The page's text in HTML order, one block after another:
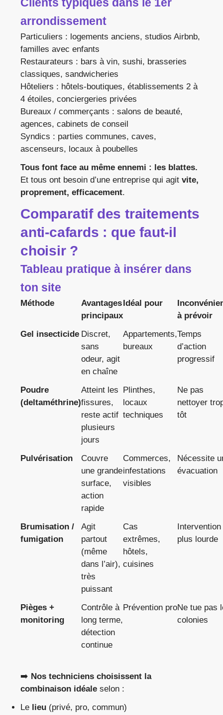
arrondissement
Particuliers : logements anciens, studios Airbnb,
familles avec enfants
Restaurateurs : bars à vin, sushi, brasseries
classiques, sandwicheries
Hôteliers : hôtels-boutiques, établissements 2 à
4 étoiles, conciergeries privées
Bureaux / commerçants : salons de beauté,
agences, cabinets de conseil
Syndics : parties communes, caves,
ascenseurs, locaux à poubelles
Tous font face au même ennemi : les blattes.
Et tous ont besoin d’une entreprise qui agit vite,
proprement, efficacement.
Comparatif des traitements
anti-cafards : que faut-il
choisir ?
Tableau pratique à insérer dans
ton site
Méthode
Avantages
principaux
Idéal pour
à prévoir
Gel insecticide Discret,
sans
odeur, agit
en chaîne
Appartements,
bureaux
Temps
d’action
progressif
Poudre
(deltaméthrine)
Atteint les
fissures,
reste actif
plusieurs
jours
Plinthes,
locaux
techniques
Ne pas
nettoyer
tôt
Pulvérisation
Couvre
une grande
surface,
action
rapide
Commerces,
infestations
visibles
Nécessite
évacuation
Brumisation /
fumigation
Agit
partout
(même
dans l’air),
très
puissant
Cas
extrêmes,
hôtels,
cuisines
Intervention
plus lourde
Pièges +
monitoring
Contrôle à
long terme,
détection
continue
Prévention proNe tue pas
colonies
➡️ Nos techniciens choisissent la
combinaison idéale selon :
Le lieu (privé, pro, commun)